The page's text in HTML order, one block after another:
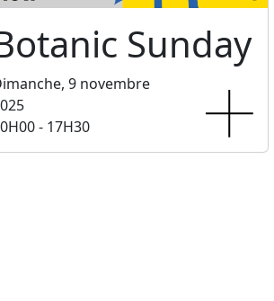
Sunday
9 novembre
- 17H30